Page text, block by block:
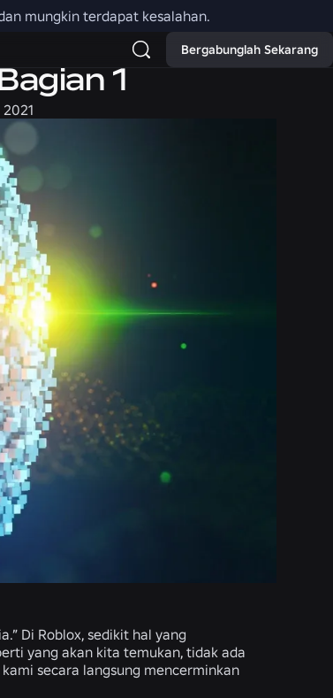
mungkin terdapat kesalahan.
Bergabunglah Sekarang
1
Di Roblox, sedikit hal yang
yang akan kita temukan, tidak ada
secara langsung mencerminkan